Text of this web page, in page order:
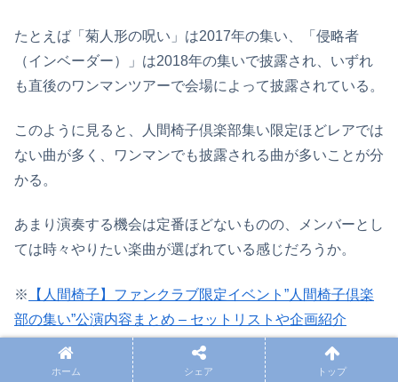
たとえば「菊人形の呪い」は2017年の集い、「侵略者
（インベーダー）」は2018年の集いで披露され、いずれ
も直後のワンマンツアーで会場によって披露されている。
このように見ると、人間椅子倶楽部集い限定ほどレアでは
ない曲が多く、ワンマンでも披露される曲が多いことが分
かる。
あまり演奏する機会は定番ほどないものの、メンバーとし
ては時々やりたい楽曲が選ばれている感じだろうか。
※
【人間椅子】ファンクラブ限定イベント”人間椅子倶楽
部の集い”公演内容まとめ – セットリストや企画紹介
ホーム シェア トップ